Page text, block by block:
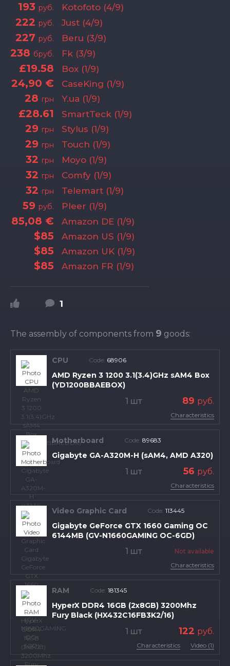
193 руб. Kotofoto (4/9)
222 руб. Just (4/9)
227 руб. Beru (3/9)
238 бруб. Fk (3/9)
£19.58 Box (1/9)
24,90 € CaseKing (1/9)
28 грн Y.ua (1/9)
£28.61 SmartTeck (1/9)
29 грн Stylus (1/9)
29 грн Touch (1/9)
32 грн Moyo (1/9)
32 грн Comfy (1/9)
32 грн Telemart (1/9)
59 руб. Pleer (1/9)
85,08 € Amazon DE (1/9)
$85 Amazon US (1/9)
$85 Amazon UK (1/9)
$85 Amazon FR (1/9)
1
The assembly of components from 9 goods:
CPU Code: 68906
AMD Ryzen 3 1200 3.1(3.4)GHz sAM4 Box
(YD1200BBAEBOX)
1 шт 89 руб.
Characteristics
Motherboard Code: 89683
Gigabyte GA-A320M-H (sAM4, AMD A320)
1 шт 56 руб.
Characteristics
Video Graphic Card Code: 113445
Gigabyte GeForce GTX 1660 Gaming OC
6144MB (GV-N1660GAMING OC-6GD)
1 шт
Not available
Characteristics
RAM Code: 181345
HyperX DDR4 16GB (2x8GB) 3200Mhz
Fury Black (HX432C16FB3K2/16)
1 шт 122 руб.
Characteristics Video (1)